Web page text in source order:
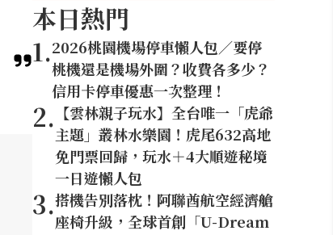
本日熱門
1.2026桃園機場停車懶人包／要停
桃機還是機場外圍？收費各多少？
信用卡停車優惠一次整理！
2. 【雲林親子玩水】全台唯一「虎爺
主題」叢林水樂園！虎尾632高地
免門票回歸，玩水＋4大順遊秘境
一日遊懶人包
3.搭機告別落枕！阿聯酋航空經濟艙
座椅升級，全球首創「U-Dream